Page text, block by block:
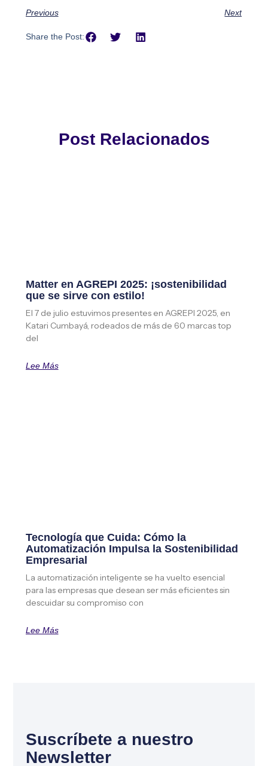
Previous Next
Share the Post:
Post Relacionados
Matter en AGREPI 2025: ¡sostenibilidad
que se sirve con estilo!
El 7 de julio estuvimos presentes en AGREPI 2025, en
Katari Cumbayá, rodeados de más de 60 marcas top
del
Lee Más
Tecnología que Cuida: Cómo la
Automatización Impulsa la Sostenibilidad
Empresarial
La automatización inteligente se ha vuelto esencial
para las empresas que desean ser más eficientes sin
descuidar su compromiso con
Lee Más
Suscríbete a nuestro
Newsletter